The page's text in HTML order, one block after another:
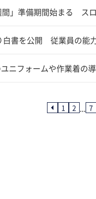
」準備期間始まる ス
白書を公開 従業員の能
ニフォームや作業着
1 2 ... 7